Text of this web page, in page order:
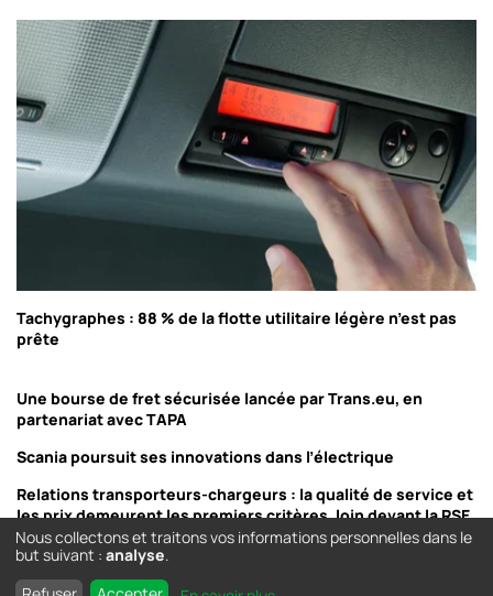
Tachygraphes : 88 % de la flotte utilitaire légère n’est pas
prête
Une bourse de fret sécurisée lancée par Trans.eu, en
partenariat avec TAPA
Scania poursuit ses innovations dans l’électrique
Relations transporteurs-chargeurs : la qualité de service et
les prix demeurent les premiers critères, loin devant la RSE
Nous collectons et traitons vos informations personnelles dans le
but suivant : analyse.